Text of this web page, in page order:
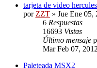
tarjeta de video hercules
por ZZT » Jue Ene 05,
6 Respuestas
16693 Vistas
Último mensaje
Mar Feb 07,
Paleteada MSX2